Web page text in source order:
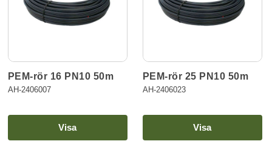
PEM-rör 16 PN10 50m
AH-2406007
Visa
PEM-rör 25 PN10 50m
AH-2406023
Visa